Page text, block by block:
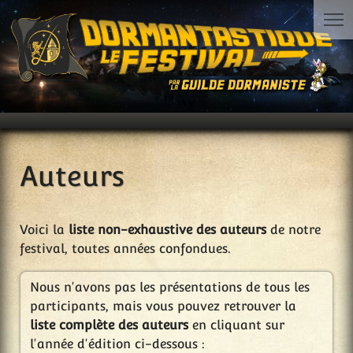
Auteurs
Voici la liste non-exhaustive des auteursde notre
festival, toutes années confondues.
Nous n'avons pas les présentations de tous les
participants, mais vous pouvez retrouver la
liste complète des auteursen cliquant sur
l'année d'édition ci-dessous :